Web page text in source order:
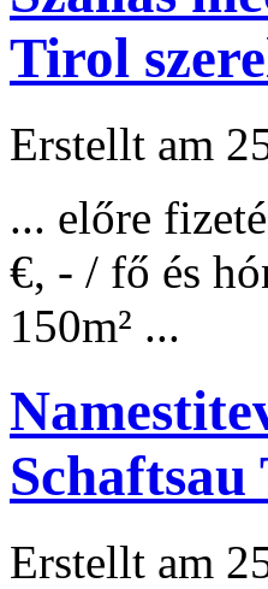
Tirol
Erstellt am
... előre
€, - / fő és
150m² ...
Erstellt am